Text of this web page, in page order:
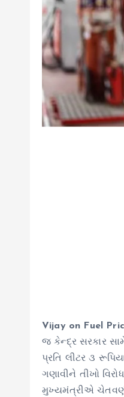
Vijay on Fuel
જ કેન્દ્ર સરકાર
પ્રતિ લીટર ૩
ગણાવીને તીખો
મુખ્યમંત્રીએ